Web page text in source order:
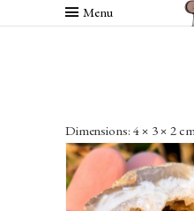
Menu
Dimensions: 4 × 3 × 2